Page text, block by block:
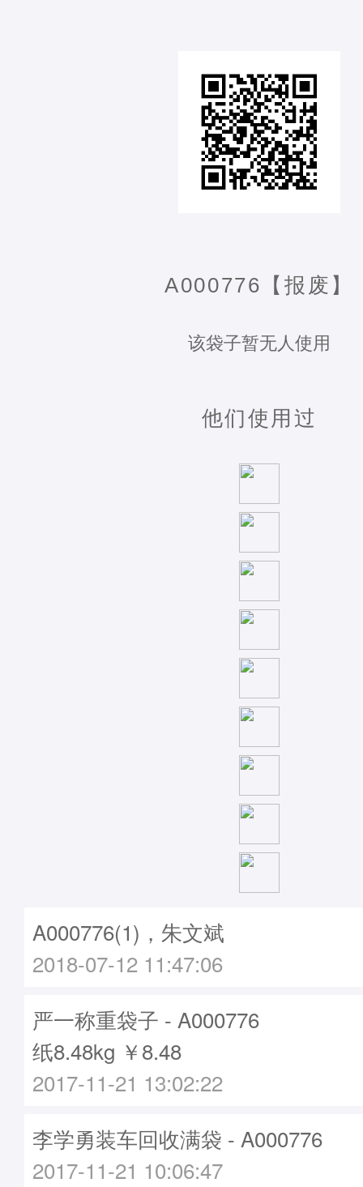
A000776【报废】
该袋子暂无人使用
他们使用过
A000776(1)，朱文斌
2018-07-12 11:47:06
严一称重袋子 - A000776
纸8.48kg ￥8.48
2017-11-21 13:02:22
李学勇装车回收满袋 - A000776
2017-11-21 10:06:47